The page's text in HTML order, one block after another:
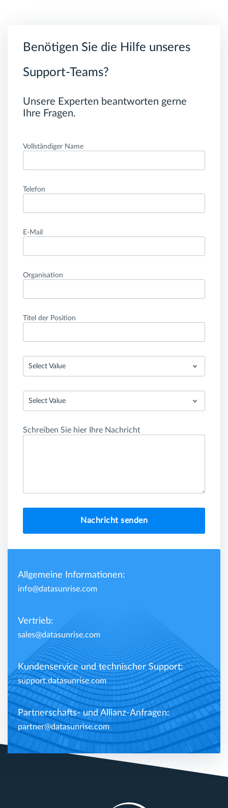
Benötigen Sie die Hilfe unseres
Support-Teams?
Unsere Experten beantworten gerne
Ihre Fragen.
Vollständiger Name
Telefon
E-Mail
Organisation
Titel der Position
Select Value
Select Value
Schreiben Sie hier Ihre Nachricht
Nachricht senden
Allgemeine Informationen:
info@datasunrise.com
Vertrieb:
sales@datasunrise.com
Kundenservice und technischer Support:
support.datasunrise.com
Partnerschafts- und Allianz-Anfragen:
partner@datasunrise.com